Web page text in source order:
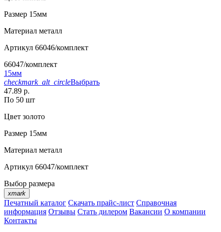
Размер 15мм
Материал металл
Артикул 66046/комплект
66047/комплект
15мм
checkmark_alt_circleВыбрать
47.89 р.
По 50 шт
Цвет золото
Размер 15мм
Материал металл
Артикул 66047/комплект
Выбор размера
xmark
Печатный каталог Скачать прайс-лист Справочная
информация Отзывы Стать дилером Вакансии О компании
Контакты